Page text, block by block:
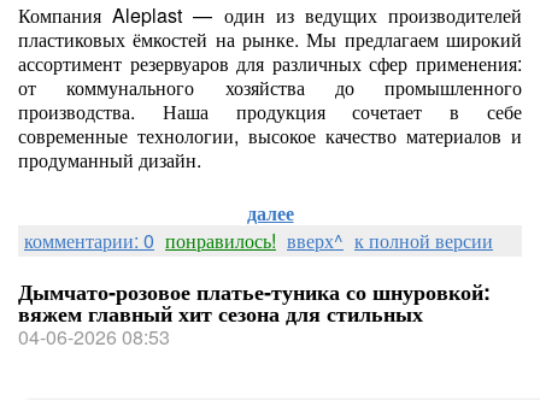
Компания Aleplast — один из ведущих производителей
пластиковых ёмкостей на рынке. Мы предлагаем широкий
ассортимент резервуаров для различных сфер применения:
от коммунального хозяйства до промышленного
производства. Наша продукция сочетает в себе
современные технологии, высокое качество материалов и
продуманный дизайн.
далее
комментарии: 0 понравилось! вверх^ к полной версии
Дымчато‑розовое платье‑туника со шнуровкой:
вяжем главный хит сезона для стильных
04-06-2026 08:53